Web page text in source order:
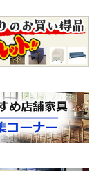
テナンス。生地の素材
しています。
適な商品について。